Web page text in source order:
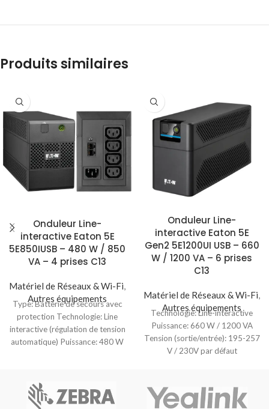
Produits similaires
Onduleur Line-
interactive Eaton 5E
5E850IUSB – 480 W / 850
VA – 4 prises C13
Matériel de Réseaux & Wi-Fi,
Autres équipements
Type: Batterie de secours avec
protection Technologie: Line
interactive (régulation de tension
automatique) Puissance: 480 W
Onduleur Line-
interactive Eaton 5E
Gen2 5E1200UI USB – 660
W / 1200 VA – 6 prises
C13
Matériel de Réseaux & Wi-Fi,
Autres équipements
Technologie: Line-interactive
Puissance: 660 W / 1200 VA
Tension (sortie/entrée): 195-257
V / 230V par défaut